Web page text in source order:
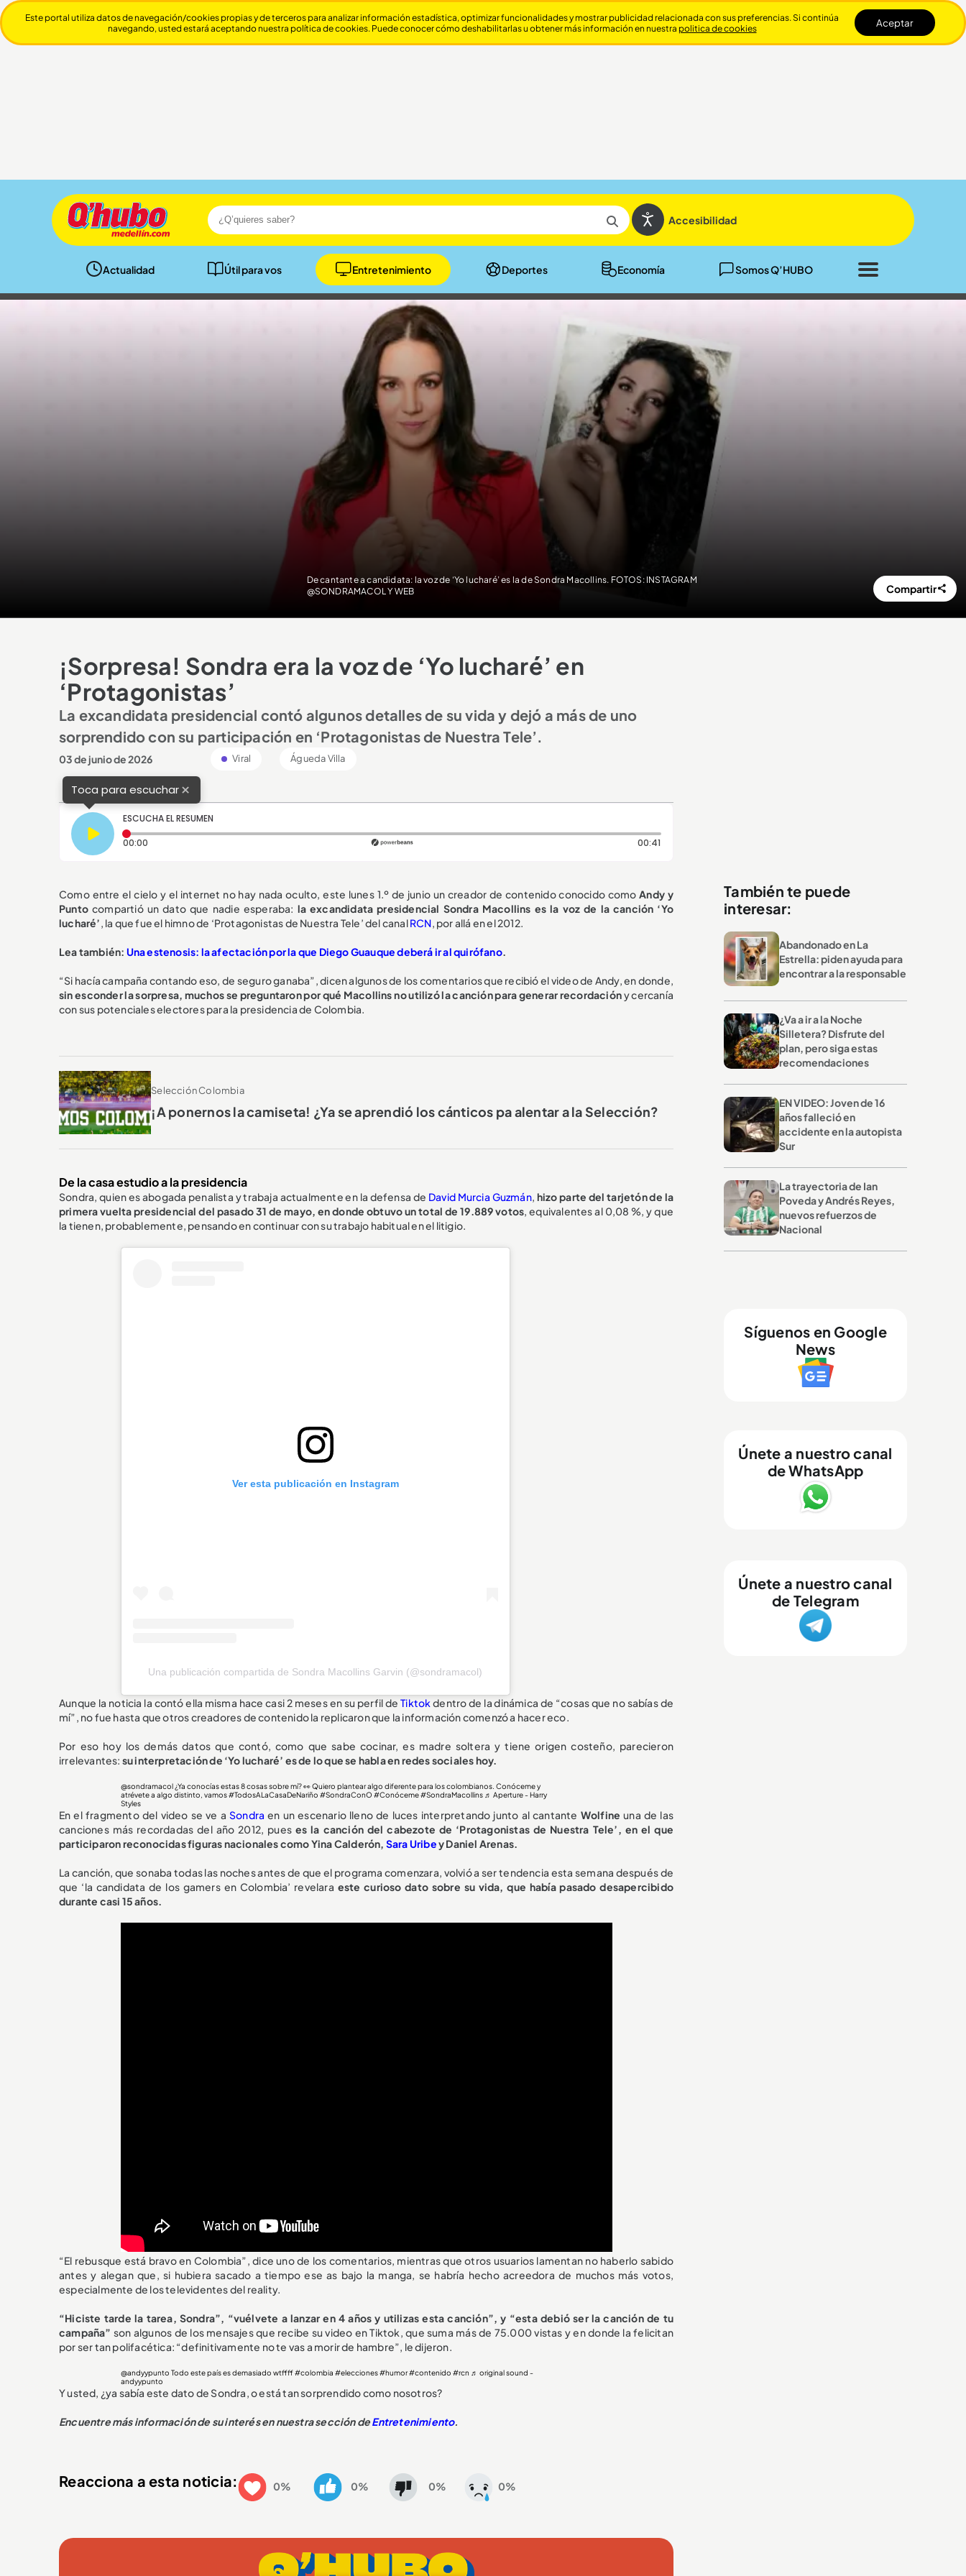
Accesibilidad
Actualidad Útil para vos Entretenimiento Deportes Economía Somos Q’HUBO
Cerrar
De cantante a candidata: la voz de ‘Yo lucharé’ es la de Sondra Macollins. FOTOS: INSTAGRAM
@SONDRAMACOL Y WEB
Compartir
¡Sorpresa! Sondra era la voz de ‘Yo lucharé’ en
‘Protagonistas’
La excandidata presidencial contó algunos detalles de su vida y dejó a más de uno
sorprendido con su participación en ‘Protagonistas de Nuestra Tele’.
03 de junio de 2026 Viral Águeda Villa
Toca para escuchar×
ESCUCHA EL RESUMEN
00:00
00:41Duración: 41 segundos
Como entre el cielo y el internet no hay nada oculto, este lunes 1.º de junio un creador de contenido conocido comoAndy y
Punto compartió un dato que nadie esperaba: la excandidata presidencial Sondra Macollins es la voz de la canción ‘Yo
lucharé’, la que fue el himno de ‘Protagonistas de Nuestra Tele’ del canalRCN, por allá en el 2012.
Lea también: Una estenosis: la afectación por la que Diego Guauque deberá ir al quirófano.
“Si hacía campaña contando eso, de seguro ganaba”, dicen algunos de los comentarios que recibió el video de Andy, en donde,
sin esconder la sorpresa, muchos se preguntaron por qué Macollins no utilizó la canción para generar recordacióny cercanía
con sus potenciales electores para la presidencia de Colombia.
Selección Colombia
¡A ponernos la camiseta! ¿Ya se aprendió los cánticos pa alentar a la Selección?
De la casa estudio a la presidencia
Sondra, quien es abogada penalista y trabaja actualmente en la defensa de David Murcia Guzmán, hizo parte del tarjetón de la
primera vuelta presidencial del pasado 31 de mayo, en donde obtuvo un total de 19.889 votos, equivalentes al 0,08 %, y que
la tienen, probablemente, pensando en continuar con su trabajo habitual en el litigio.
Ver esta publicación en Instagram
Una publicación compartida de Sondra Macollins Garvin (@sondramacol)
Aunque la noticia la contó ella misma hace casi 2 meses en su perfil deTiktokdentro de la dinámica de “cosas que no sabías de
mí”, no fue hasta que otros creadores de contenido la replicaron que la información comenzó a hacer eco.
Por eso hoy los demás datos que contó, como que sabe cocinar, es madre soltera y tiene origen costeño, parecieron
irrelevantes: su interpretación de ‘Yo lucharé’ es de lo que se habla en redes sociales hoy.
@sondramacol¿Ya conocías estas 8 cosas sobre mí? 👀 Quiero plantear algo diferente para los colombianos. Conóceme y
atrévete a algo distinto, vamos#TodosALaCasaDeNariño #SondraConO #Conóceme #SondraMacollins ♬ Aperture - Harry
Styles
En el fragmento del video se ve a Sondra en un escenario lleno de luces interpretando junto al cantante Wolfineuna de las
canciones más recordadas del año 2012, pues es la canción del cabezote de ‘Protagonistas de Nuestra Tele’, en el que
participaron reconocidas figuras nacionales como Yina Calderón, Sara Uribey Daniel Arenas.
La canción, que sonaba todas las noches antes de que el programa comenzara, volvió a ser tendencia esta semana después de
que ‘la candidata de los gamers en Colombia’ revelara este curioso dato sobre su vida, que había pasado desapercibido
durante casi 15 años.
“El rebusque está bravo en Colombia”, dice uno de los comentarios, mientras que otros usuarios lamentan no haberlo sabido
antes y alegan que, si hubiera sacado a tiempo ese as bajo la manga, se habría hecho acreedora de muchos más votos,
especialmente de los televidentes del reality.
“Hiciste tarde la tarea, Sondra”, “vuélvete a lanzar en 4 años y utilizas esta canción”, y “esta debió ser la canción de tu
campaña” son algunos de los mensajes que recibe su video en Tiktok, que suma más de 75.000 vistas y en donde la felicitan
por ser tan polifacética: “definitivamente no te vas a morir de hambre”, le dijeron.
@andyypunto Todo este país es demasiado wtffff#colombia #elecciones #humor #contenido #rcn ♬ original sound -
andyypunto
Y usted, ¿ya sabía este dato de Sondra, o está tan sorprendido como nosotros?
Encuentre más información de su interés en nuestra sección deEntretenimiento.
Reacciona a esta noticia: 0% 0% 0% 0%
También te puede
interesar:
Abandonado en La
Estrella: piden ayuda para
encontrar a la responsable
¿Va a ir a la Noche
Silletera? Disfrute del
plan, pero siga estas
recomendaciones
EN VIDEO: Joven de 16
años falleció en
accidente en la autopista
Sur
La trayectoria de Ian
Poveda y Andrés Reyes,
nuevos refuerzos de
Nacional
Síguenos en Google
News
Únete a nuestro canal
de WhatsApp
Únete a nuestro canal
de Telegram
Este portal utiliza datos de navegación/cookies propias y de terceros para analizar información estadística, optimizar funcionalidades y mostrar publicidad relacionada con sus preferencias. Si continúa
navegando, usted estará aceptando nuestra política de cookies. Puede conocer cómo deshabilitarlas u obtener más información en nuestra politica de cookies Aceptar